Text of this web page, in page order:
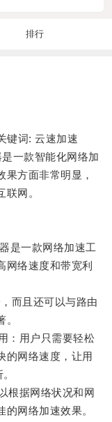
排行
词: 云速加速
一款智能化网络加
方面非常明显，
网。
是一款网络加速工
网络速度和带宽利
而且还可以与路由
用户只需要轻松
的网络速度，让用
据网络状况和网
网络加速效果。